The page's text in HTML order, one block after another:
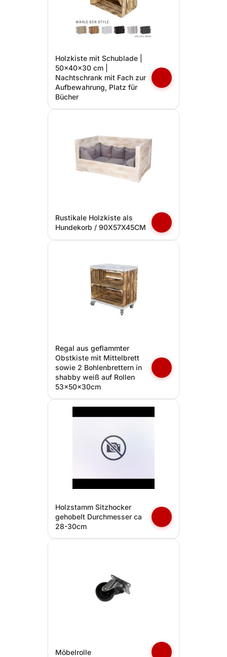
Holzkiste mit Schublade |
50x40x30 cm |
Nachtschrank mit Fach zur
Aufbewahrung, Platz für
Bücher
Rustikale Holzkiste als
Hundekorb / 90X57X45CM
Regal aus geflammter
Obstkiste mit Mittelbrett
sowie 2 Bohlenbrettern in
shabby weiß auf Rollen
53x50x30cm
Holzstamm Sitzhocker
gehobelt Durchmesser ca
28-30cm
Möbelrolle